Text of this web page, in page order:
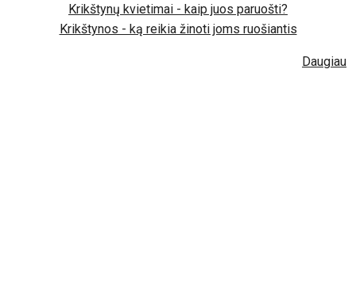
Krikštynų kvietimai - kaip juos paruošti?
Krikštynos - ką reikia žinoti joms ruošiantis
Daugiau